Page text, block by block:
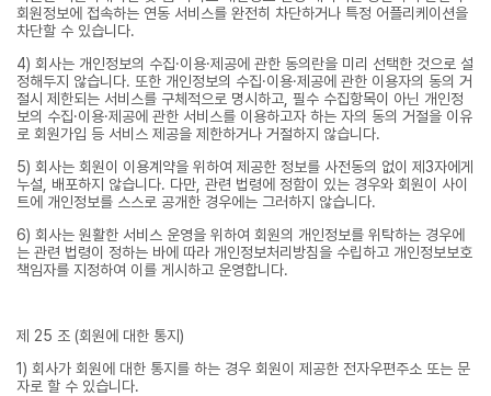
회원정보에 접속하는 연동 서비스를 완전히 차단하거나 특정 어플리케이션을
차단할 수 있습니다.
4) 회사는 개인정보의 수집·이용·제공에 관한 동의란을 미리 선택한 것으로 설
정해두지 않습니다. 또한 개인정보의 수집·이용·제공에 관한 이용자의 동의 거
절시 제한되는 서비스를 구체적으로 명시하고, 필수 수집항목이 아닌 개인정
보의 수집·이용·제공에 관한 서비스를 이용하고자 하는 자의 동의 거절을 이유
로 회원가입 등 서비스 제공을 제한하거나 거절하지 않습니다.
5) 회사는 회원이 이용계약을 위하여 제공한 정보를 사전동의 없이 제3자에게
누설, 배포하지 않습니다. 다만, 관련 법령에 정함이 있는 경우와 회원이 사이
트에 개인정보를 스스로 공개한 경우에는 그러하지 않습니다.
6) 회사는 원활한 서비스 운영을 위하여 회원의 개인정보를 위탁하는 경우에
는 관련 법령이 정하는 바에 따라 개인정보처리방침을 수립하고 개인정보보호
책임자를 지정하여 이를 게시하고 운영합니다.
제 25 조 (회원에 대한 통지)
1) 회사가 회원에 대한 통지를 하는 경우 회원이 제공한 전자우편주소 또는 문
자로 할 수 있습니다.